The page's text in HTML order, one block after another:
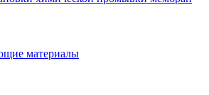
материалы